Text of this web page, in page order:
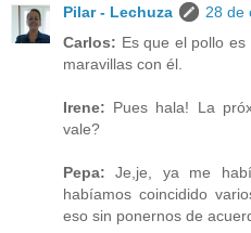
Pilar - Lechuza
28 de
Carlos: Es que el pollo
maravillas con él.
Irene: Pues hala! La
vale?
Pepa: Je,je, ya me
habíamos coincidido
eso sin ponernos de